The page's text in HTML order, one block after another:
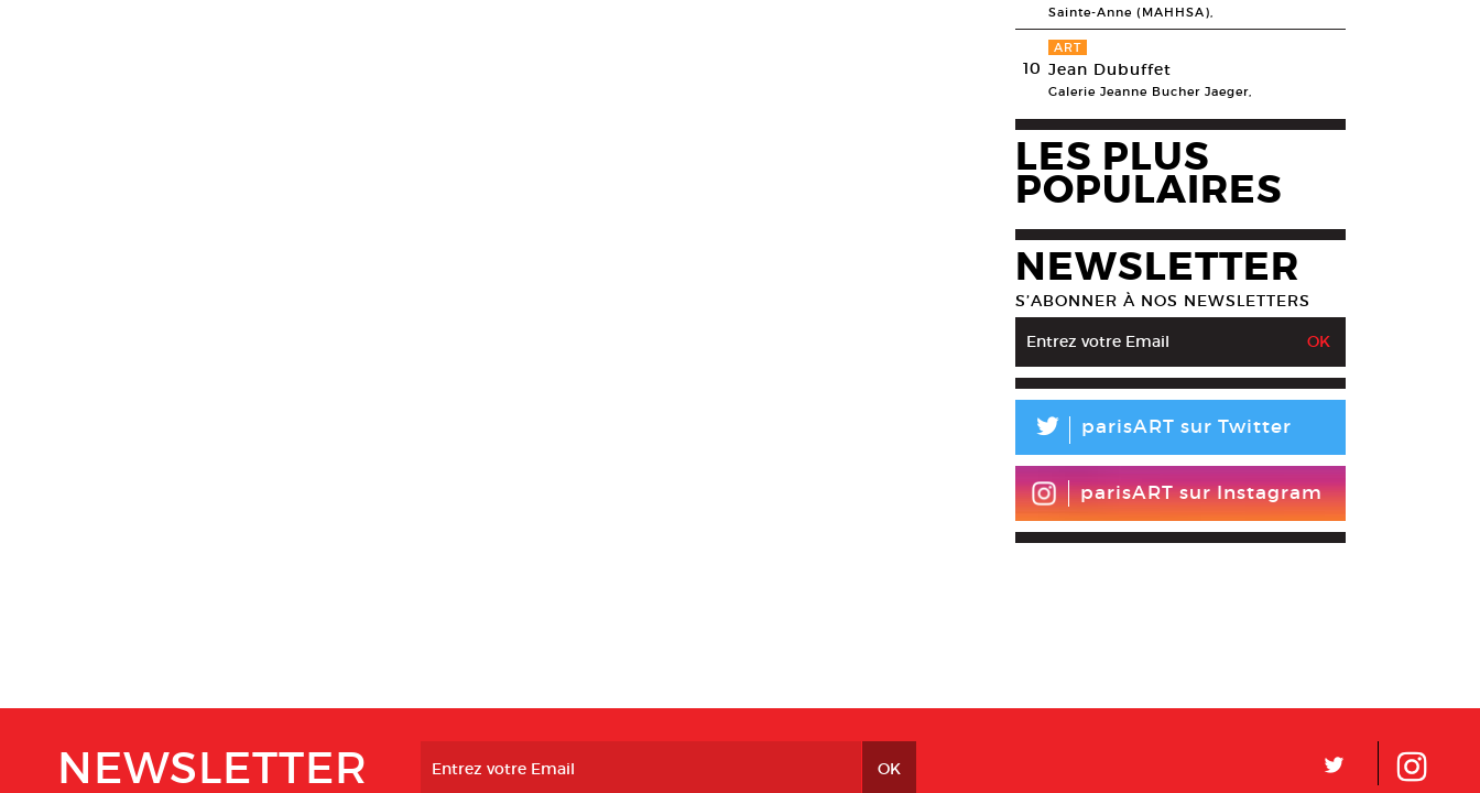
Sainte-Anne (MAHHSA),
10
ART
Jean Dubuffet
Galerie Jeanne Bucher Jaeger,
LES PLUS
POPULAIRES
NEWSLETTER
S’ABONNER À NOS NEWSLETTERS
L parisART sur Twitter
parisART sur Instagram
NEWSLETTER L